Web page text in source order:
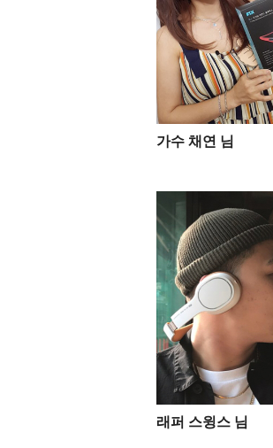
가수 채연 님
래퍼 스윙스 님